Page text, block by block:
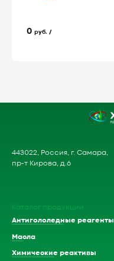
0 руб. /
443022, Россия, г. Самара,
пр-т Кирова, д.6
Каталог продукции
Антигололедные реагенты
Масла
Химические реактивы